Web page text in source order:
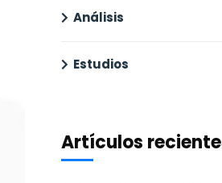
Análisis
Estudios
Artículos